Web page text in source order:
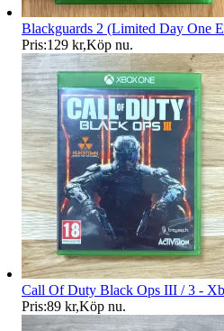
Blackguards 2 (Limited Day One
Pris:129 kr,Köp nu.
Call Of Duty Black Ops III / 3 -
Pris:89 kr,Köp nu.